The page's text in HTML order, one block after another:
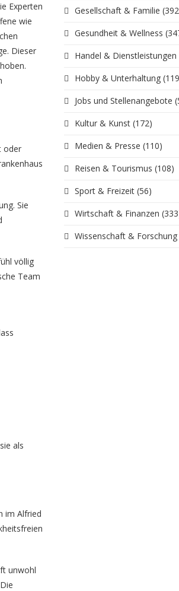
Experten
wie
Dieser
oder
Sie
völlig
Team
als
im Alfried
unwohl
Gesellschaft & Familie
Gesundheit & Wellness
Handel & Dienstleistungen
Hobby & Unterhaltung
Jobs und Stellenangebote
Kultur & Kunst (172)
Medien & Presse (110)
Reisen & Tourismus (108)
Sport & Freizeit (56)
Wirtschaft & Finanzen
Wissenschaft & Forschung